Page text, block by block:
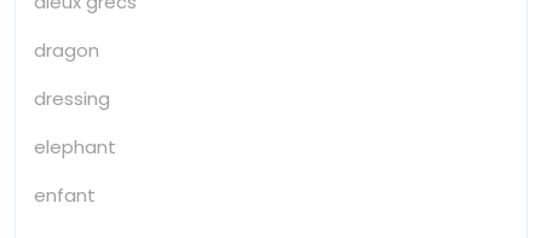
dragon
dressing
elephant
enfant